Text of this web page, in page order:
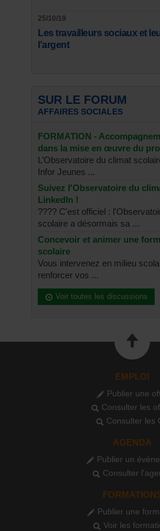
25/10/19
Les travailleurs sociaux et
l'argent
SUR LE FORUM
AFFAIRES SOCIALES
FORMATION -
dans la mise en œuvre du
L’Observatoire du climat
Infor Jeunes ...
Suivez l'Observatoire du
LinkedIn !
???? C'est officiel :
scolaire a désormais sa ...
Concevoir et animer une
scolaire
Vous intervenez en milieu
renforcer vos ...
Voir toutes les discussions
EMPLOI
Publier une
Consulter les
Consulter les
AGENDA
Publier un
Consulter
Publier une
Voir les